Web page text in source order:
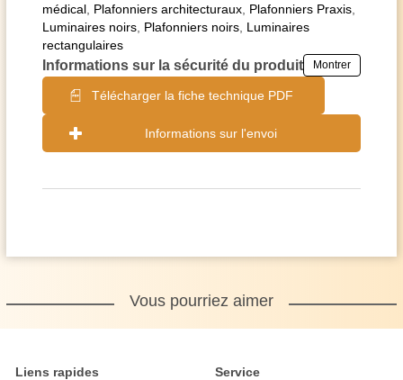
médical Plafonniers architecturaux Plafonniers Praxis
Luminaires noirs Plafonniers noirs Luminaires
rectangulaires
Informations sur la sécurité du produit Montrer
Télécharger la fiche technique PDF
Informations sur l'envoi
Vous pourriez aimer
Liens rapides Service